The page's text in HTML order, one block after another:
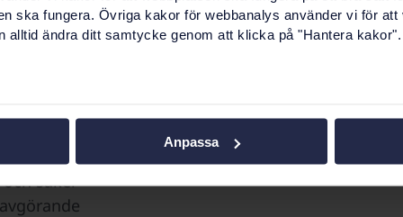
ska fungera. Övriga kakor för webbanalys använder vi för
alltid ändra ditt samtycke genom att klicka på "Hantera kakor".
Anpassa
som
och
säker